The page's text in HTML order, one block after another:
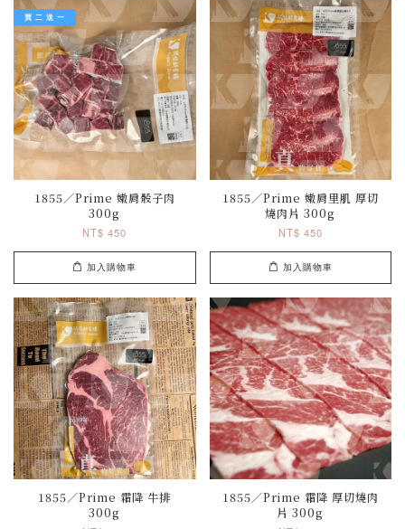
買 二 送 一
1855／Prime 嫩肩骰子肉
300g
NT$ 450
加入購物車
1855／Prime 嫩肩里肌 厚切
燒肉片 300g
NT$ 450
加入購物車
1855／Prime 霜降 牛排
300g
1855／Prime 霜降 厚切燒肉
片 300g